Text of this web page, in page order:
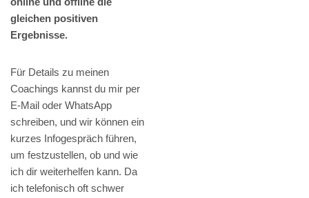
gleichen positiven
Ergebnisse.
Für Details zu meinen
Coachings kannst du mir per
E-Mail oder WhatsApp
schreiben, und wir können ein
kurzes Infogespräch führen,
um festzustellen, ob und wie
ich dir weiterhelfen kann. Da
ich telefonisch oft schwer